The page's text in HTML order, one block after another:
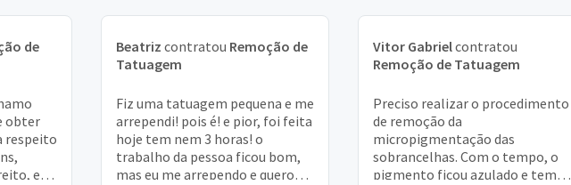
de
obter
respeito
e
Beatriz contratou Remoção de
Tatuagem
Fiz uma tatuagem pequena e me
arrependi! pois é! e pior, foi feita
hoje tem nem 3 horas! o
trabalho da pessoa ficou bom,
mas eu me arrependo e quero
Vitor Gabrielcontratou
Remoção de Tatuagem
Preciso realizar o procedimento
de remoção da
micropigmentação das
sobrancelhas. Com o tempo, o
pigmento ficou azulado e tem